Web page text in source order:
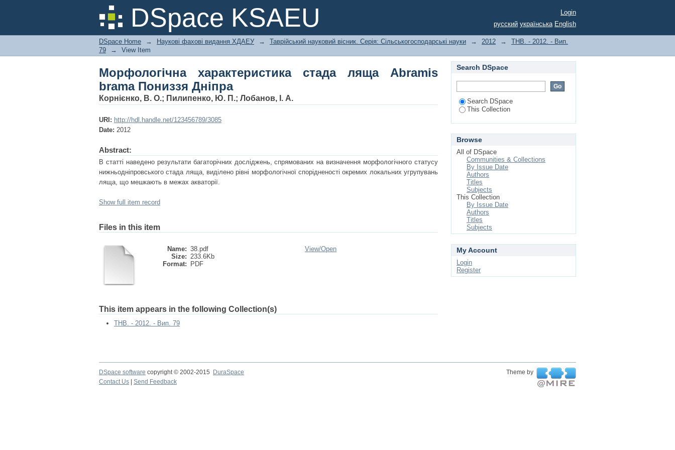
DSpace KSAEU
Морфологічна характеристика стада ляща Abramis brama Пониззя Дніпра
Login
русский українська English
DSpace Home → Наукові фахові видання ХДАЕУ → Таврійський науковий вісник. Серія: Сільськогосподарські науки → 2012 →
ТНВ. - 2012. - Вип.
79
→ View Item
Морфологічна характеристика стада ляща Abramis
brama Пониззя Дніпра
Корнієнко, В. О.; Пилипенко, Ю. П.; Лобанов, І. А.
URI: http://hdl.handle.net/123456789/3085
Date: 2012
Abstract:
В статті наведено результати багаторічних досліджень, спрямованих на визначення морфологічного статусу
нижньодніпровського стада ляща, виділено рівні морфологічної спорідненості окремих локальних угрупувань
ляща, що мешкають в межах акваторії.
Show full item record
Files in this item
Name: 38.pdf
Size: 233.6Kb
Format:
PDF
View/Open
This item appears in the following Collection(s)
ТНВ. - 2012. - Вип. 79
Search DSpace
Search DSpace
This Collection
Browse
All of DSpace
Communities & Collections
By Issue Date
Authors
Titles
Subjects
This Collection
By Issue Date
Authors
Titles
Subjects
My Account
Login
Register
DSpace software copyright © 2002-2015 DuraSpace
Theme by
Contact Us
Send Feedback